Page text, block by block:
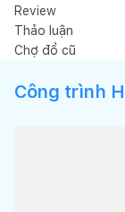
Review
Thảo luận
Chợ đồ cũ
Công trình